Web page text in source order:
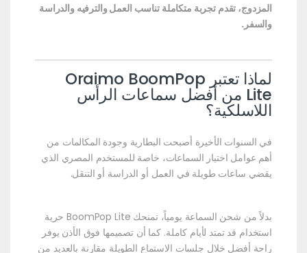
المزدوج، تقدم تجربة متكاملة تناسب العمل والترفيه والدراسة
والسفر.
لماذا تعتبر Oraimo BoomPop
Lite من أفضل سماعات الرأس
اللاسلكية؟
في السنوات الأخيرة أصبحت البطارية وجودة المكالمات من
أهم عوامل اختيار السماعات، خاصة للمستخدم المصري الذي
يقضي ساعات طويلة في العمل أو الدراسة أو التنقل.
بدلاً من شحن السماعة يومياً، تمنحك BoomPop Lite حرية
استخدام قد تمتد لأيام كاملة. كما أن تصميمها فوق الأذن يوفر
راحة أفضل خلال جلسات الاستماع الطويلة مقارنة بالعديد من